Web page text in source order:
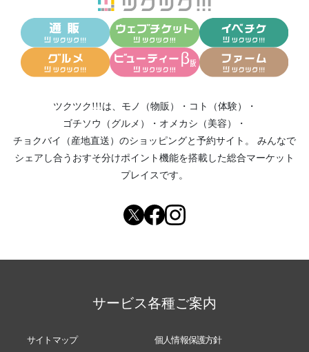
ツクツク!!!は、 モノ（物販） ・ コト（体験）
・
ゴチソウ（グルメ）
・ オメカシ（美容）
・
チョクバイ（産地直送） のショッピングと予約サイト。
みんなで
シェアし合う おすそ分けポイント機能を搭載した総合マーケット
プレイスです。
サービス各種ご案内
サイトマップ
個人情報保護方針